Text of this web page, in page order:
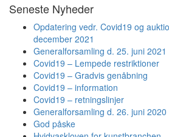
Seneste Nyheder
Opdatering vedr. Covid19 og
december 2021
Generalforsamling d. 25. juni 2021
Covid19 – Lempede restriktioner
Covid19 – Gradvis genåbning
Covid19 – information
Covid19 – retningslinjer
Generalforsamling d. 26. juni 2020
God påske